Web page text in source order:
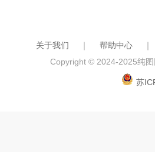
关于我们 ｜ 帮助中心
｜
Copyright © 2024-2025纯
苏